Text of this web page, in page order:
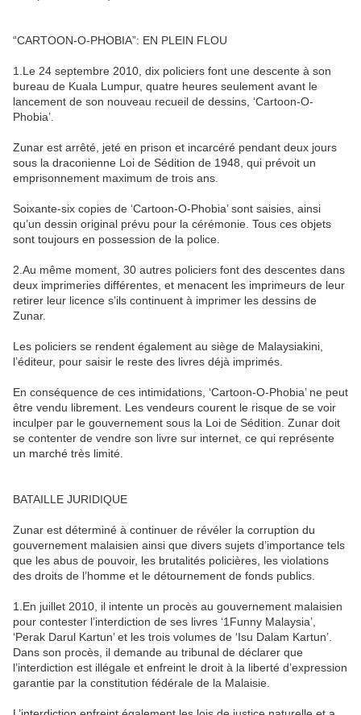
“CARTOON-O-PHOBIA”: EN PLEIN FLOU
1.Le 24 septembre 2010, dix policiers font une descente à son
bureau de Kuala Lumpur, quatre heures seulement avant le
lancement de son nouveau recueil de dessins, ‘Cartoon-O-
Phobia’.
Zunar est arrêté, jeté en prison et incarcéré pendant deux jours
sous la draconienne Loi de Sédition de 1948, qui prévoit un
emprisonnement maximum de trois ans.
Soixante-six copies de ‘Cartoon-O-Phobia’ sont saisies, ainsi
qu’un dessin original prévu pour la cérémonie. Tous ces objets
sont toujours en possession de la police.
2.Au même moment, 30 autres policiers font des descentes dans
deux imprimeries différentes, et menacent les imprimeurs de leur
retirer leur licence s’ils continuent à imprimer les dessins de
Zunar.
Les policiers se rendent également au siège de Malaysiakini,
l’éditeur, pour saisir le reste des livres déjà imprimés.
En conséquence de ces intimidations, ‘Cartoon-O-Phobia’ ne peut
être vendu librement. Les vendeurs courent le risque de se voir
inculper par le gouvernement sous la Loi de Sédition. Zunar doit
se contenter de vendre son livre sur internet, ce qui représente
un marché très limité.
BATAILLE JURIDIQUE
Zunar est déterminé à continuer de révéler la corruption du
gouvernement malaisien ainsi que divers sujets d’importance tels
que les abus de pouvoir, les brutalités policières, les violations
des droits de l’homme et le détournement de fonds publics.
1.En juillet 2010, il intente un procès au gouvernement malaisien
pour contester l’interdiction de ses livres ‘1Funny Malaysia’,
‘Perak Darul Kartun’ et les trois volumes de ‘Isu Dalam Kartun’.
Dans son procès, il demande au tribunal de déclarer que
l’interdiction est illégale et enfreint le droit à la liberté d’expression
garantie par la constitution fédérale de la Malaisie.